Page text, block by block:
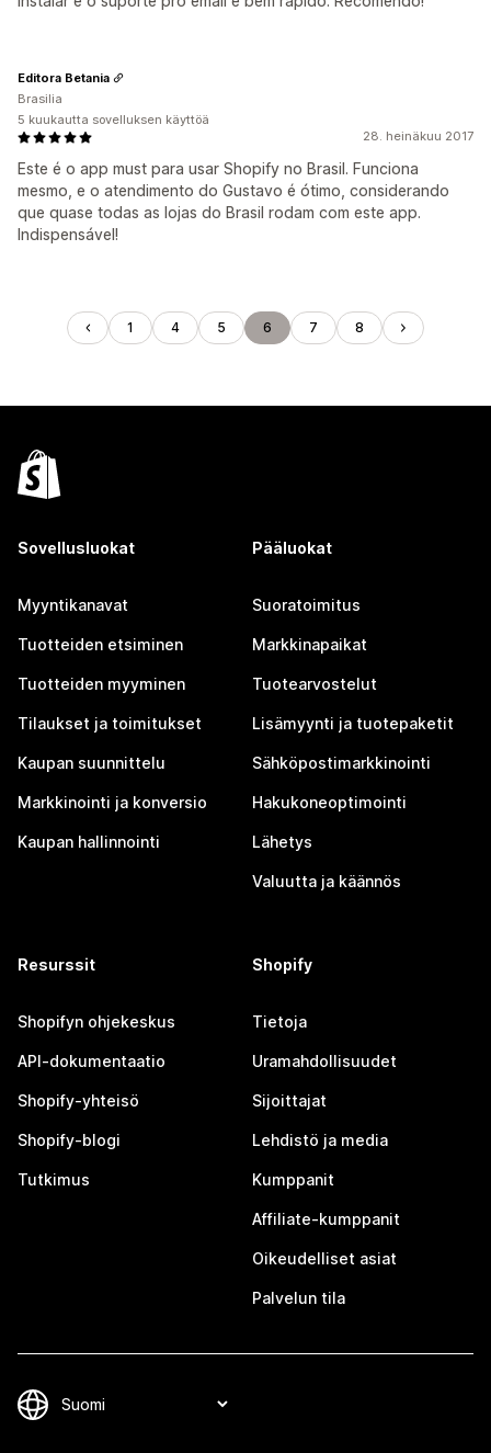
28. heinäkuu 2017
Este é o app must para usar Shopify no Brasil. Funciona
mesmo, e o atendimento do Gustavo é ótimo, considerando
que quase todas as lojas do Brasil rodam com este app.
Indispensável!
Editora Betania
Brasilia
5 kuukautta sovelluksen käyttöä
1 4 5 6 7 8
Sovellusluokat
Myyntikanavat
Tuotteiden etsiminen
Tuotteiden myyminen
Tilaukset ja toimitukset
Kaupan suunnittelu
Markkinointi ja konversio
Kaupan hallinnointi
Pääluokat
Suoratoimitus
Markkinapaikat
Tuotearvostelut
Lisämyynti ja tuotepaketit
Sähköpostimarkkinointi
Hakukoneoptimointi
Lähetys
Valuutta ja käännös
Resurssit
Shopifyn ohjekeskus
API-dokumentaatio
Shopify-yhteisö
Shopify-blogi
Tutkimus
Shopify
Tietoja
Uramahdollisuudet
Sijoittajat
Lehdistö ja media
Kumppanit
Affiliate-kumppanit
Oikeudelliset asiat
Palvelun tila